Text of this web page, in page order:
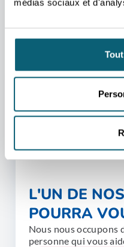
médias sociaux et
L'UN DE
POURRA
Nous nous occupons
personne qui vous